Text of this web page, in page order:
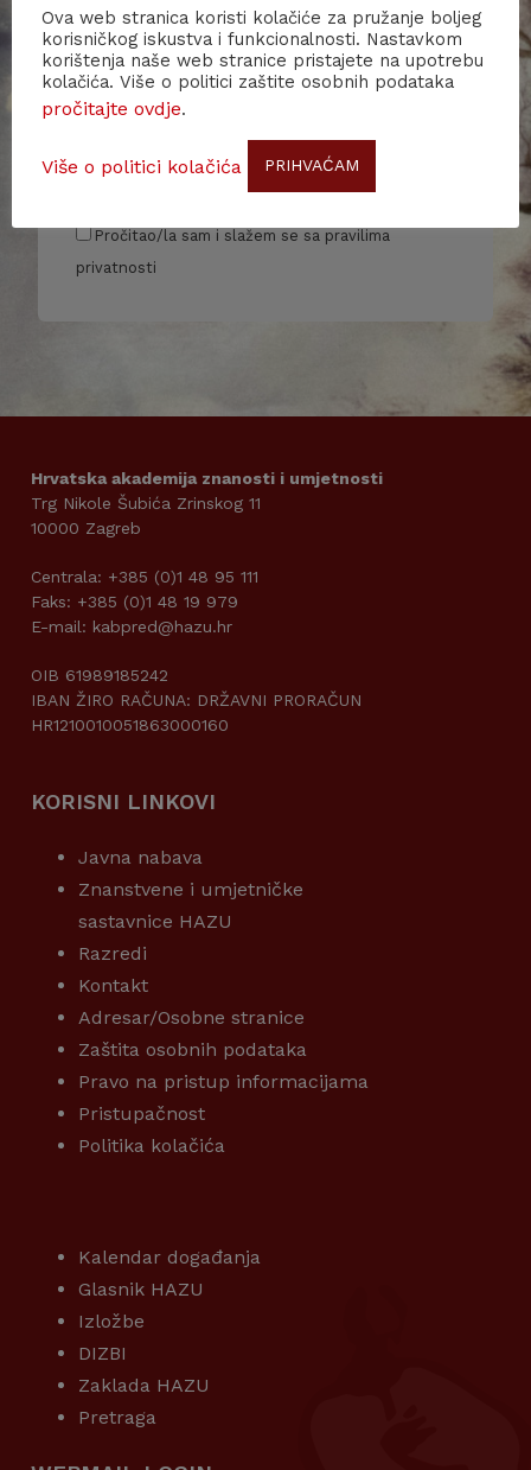
Budite u toku s našim događanjima i
primajte više informacija o nama i našim
aktivnostima.
Pročitao/la sam i slažem se sa pravilima
privatnosti
Hrvatska akademija znanosti i umjetnosti
Trg Nikole Šubića Zrinskog 11
10000 Zagreb
Centrala: +385 (0)1 48 95 111
Faks: +385 (0)1 48 19 979
E-mail: kabpred@hazu.hr
OIB 61989185242
IBAN ŽIRO RAČUNA: DRŽAVNI PRORAČUN
HR1210010051863000160
KORISNI LINKOVI
Javna nabava
Znanstvene i umjetničke
sastavnice HAZU
Razredi
Kontakt
Adresar/Osobne stranice
Zaštita osobnih podataka
Pravo na pristup informacijama
Pristupačnost
Politika kolačića
Kalendar događanja
Glasnik HAZU
Izložbe
DIZBI
Zaklada HAZU
Pretraga
Ova web stranica koristi kolačiće za pružanje boljeg
korisničkog iskustva i funkcionalnosti. Nastavkom
korištenja naše web stranice pristajete na upotrebu
kolačića. Više o politici zaštite osobnih podataka
pročitajte ovdje.
Više o politici kolačića PRIHVAĆAM